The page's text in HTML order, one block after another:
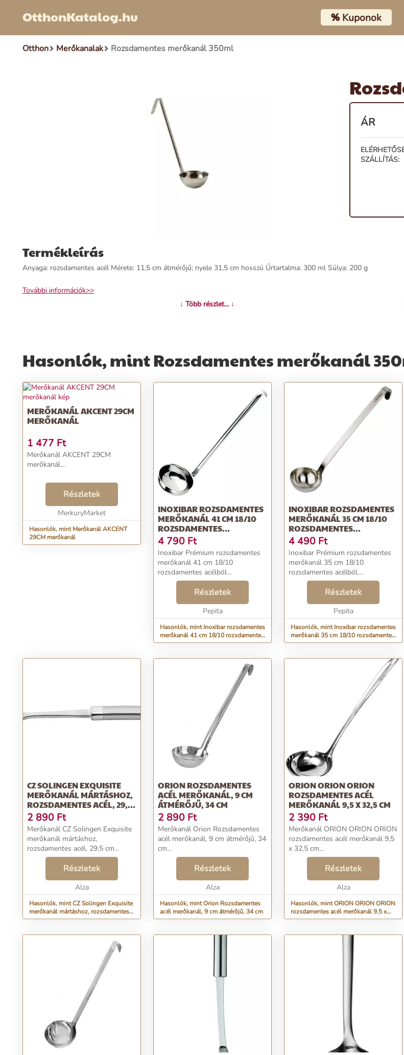
OtthonKatalog.hu %Kuponok
Otthon Merőkanalak Rozsdamentes merőkanál 350ml
ÁR
SZÁLLÍTÁS:
Termékleírás
Anyaga: rozsdamentes acél Mérete: 11,5 cm átmérőjű; nyele 31,5 cm hosszú Űrtartalma: 300 ml Súlya: 200 g
További információk>>
↓ Több részlet... ↓
Hasonlók, mint Rozsdamentes merőkanál
MERŐKANÁL AKCENT 29CM
MERŐKANÁL
1 477 Ft
Merőkanál AKCENT 29CM
merőkanál...
Részletek
MerkuryMarket
Hasonlók, mint Merőkanál AKCENT
29CM merőkanál
INOXIBAR ROZSDAMENTES
MERŐKANÁL 41 CM 18/10
ROZSDAMENTES
ACÉLBÓL...
4 790 Ft
Inoxibar Prémium rozsdamentes
merőkanál 41 cm 18/10
rozsdamentes acélból
Professional Hotel Line. Kiváló
minősége mellett, rendkívül
impozáns megjelenésű. Mit jelent
az INOX 18/10? Ez az anyag
Részletek
Pepita
Hasonlók, mint Inoxibar rozsdamentes
merőkanál 41 cm 18/10 rozsdamentes
acélból...
INOXIBAR ROZSDAMENTES
MERŐKANÁL 35 CM 18/10
ROZSDAMENTES
ACÉLBÓL...
4 490 Ft
Inoxibar Prémium rozsdamentes
merőkanál 35 cm 18/10
rozsdamentes acélból.
Professional and Home line,
amely egyaránt használható a
nagykonyhai valamint otthoni
konyhai használatra. Mérete: a
Részletek
Pepita
Hasonlók, mint Inoxibar rozsdamentes
merőkanál 35 cm 18/10 rozsdamentes
acélból...
CZ SOLINGEN EXQUISITE
MERŐKANÁL MÁRTÁSHOZ,
ROZSDAMENTES ACÉL, 29,5
CM
2 890 Ft
Merőkanál CZ Solingen Exquisite
merőkanál mártáshoz,
rozsdamentes acél, 29,5 cm...
Részletek
Alza
Hasonlók, mint CZ Solingen Exquisite
merőkanál mártáshoz, rozsdamentes
acél, 29,5 cm
ORION ROZSDAMENTES
ACÉL MERŐKANÁL, 9 CM
ÁTMÉRŐJŰ, 34 CM
2 890 Ft
Merőkanál Orion Rozsdamentes
acél merőkanál, 9 cm átmérőjű, 34
cm...
Részletek
Alza
Hasonlók, mint Orion Rozsdamentes
acél merőkanál, 9 cm átmérőjű, 34 cm
ORION ORION ORION
ROZSDAMENTES ACÉL
MERŐKANÁL 9,5 X 32,5 CM
2 390 Ft
Merőkanál ORION ORION ORION
rozsdamentes acél merőkanál 9,5
x 32,5 cm...
Részletek
Alza
Hasonlók, mint ORION ORION ORION
rozsdamentes acél merőkanál 9,5 x
32,5 cm